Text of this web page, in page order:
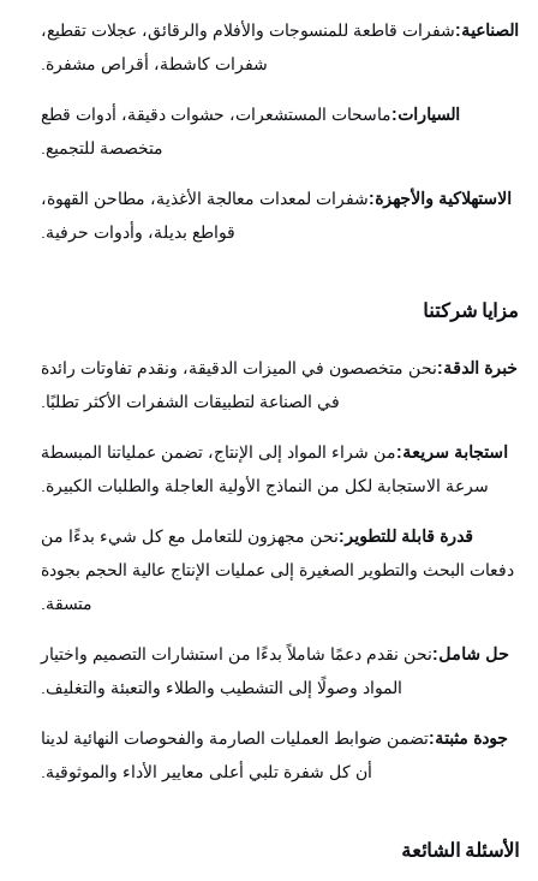
شفرات قاطعة للمنسوجات والأفلام والرقائق، عجلات تقطيع،
شفرات كاشطة، أقراص مشفرة.
السيارات:ماسحات المستشعرات، حشوات دقيقة، أدوات قطع
متخصصة للتجميع.
والأجهزة:شفرات لمعدات معالجة الأغذية، مطاحن القهوة،
قواطع بديلة، وأدوات حرفية.
شركتنا
الدقة:نحن متخصصون في الميزات الدقيقة، ونقدم تفاوتات رائدة
في الصناعة لتطبيقات الشفرات الأكثر تطلبًا.
سريعة:من شراء المواد إلى الإنتاج، تضمن عملياتنا المبسطة
سرعة الاستجابة لكل من النماذج الأولية العاجلة والطلبات الكبيرة.
قدرة قابلة للتطوير:نحن مجهزون للتعامل مع كل شيء بدءًا من
البحث والتطوير الصغيرة إلى عمليات الإنتاج عالية الحجم بجودة
متسقة.
شامل:نحن نقدم دعمًا شاملاً بدءًا من استشارات التصميم واختيار
المواد وصولًا إلى التشطيب والطلاء والتعبئة والتغليف.
مثبتة: تضمن ضوابط العمليات الصارمة والفحوصات النهائية لدينا
أن كل شفرة تلبي أعلى معايير الأداء والموثوقية.
الشائعة